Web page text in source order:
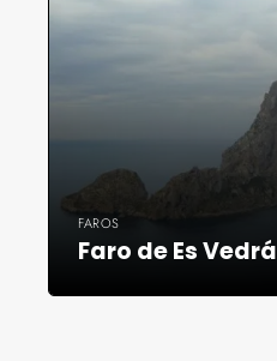
FAROS
Faro de Es Vedrá